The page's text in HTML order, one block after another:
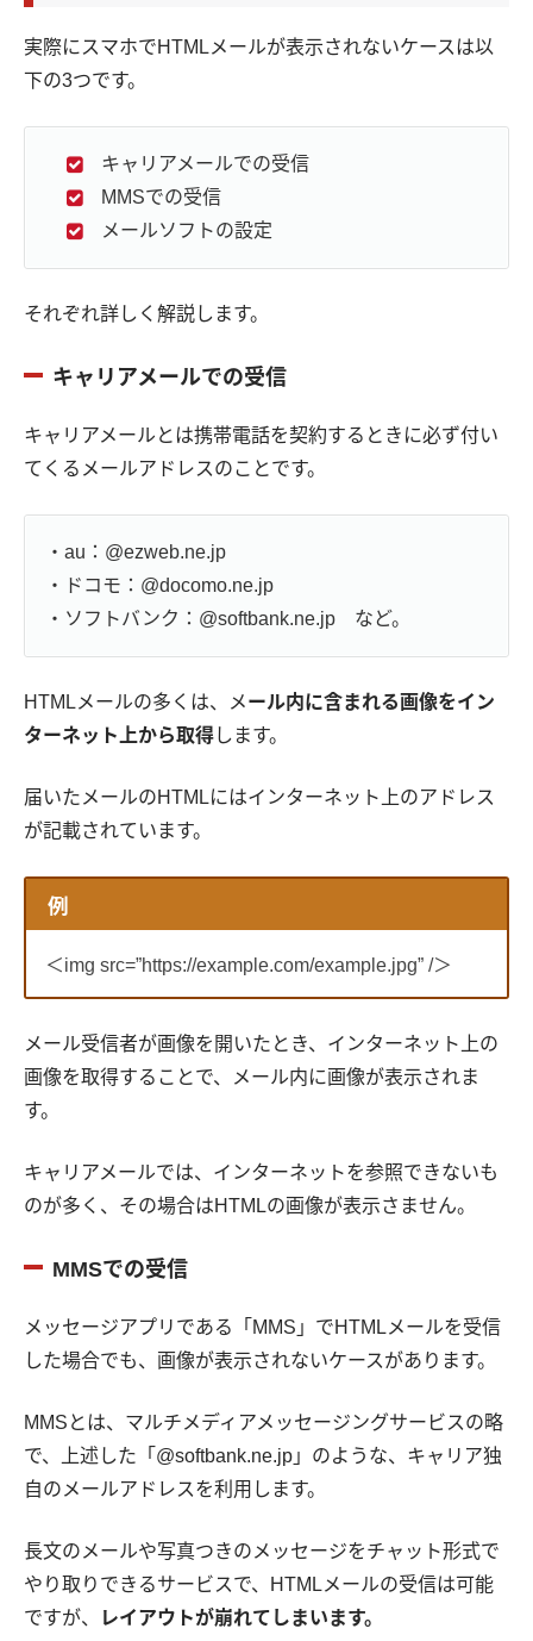
実際にスマホでHTMLメールが表示されないケースは以
下の3つです。
キャリアメールでの受信
MMSでの受信
メールソフトの設定
それぞれ詳しく解説します。
キャリアメールでの受信
キャリアメールとは携帯電話を契約するときに必ず付い
てくるメールアドレスのことです。
・au：@ezweb.ne.jp
・ドコモ：@docomo.ne.jp
・ソフトバンク：@softbank.ne.jp など。
HTMLメールの多くは、メール内に含まれる画像をイン
ターネット上から取得します。
届いたメールのHTMLにはインターネット上のアドレス
が記載されています。
例
＜img src=”https://example.com/example.jpg” /＞
メール受信者が画像を開いたとき、インターネット上の
画像を取得することで、メール内に画像が表示されま
す。
キャリアメールでは、インターネットを参照できないも
のが多く、その場合はHTMLの画像が表示さません。
MMSでの受信
メッセージアプリである「MMS」でHTMLメールを受信
した場合でも、画像が表示されないケースがあります。
MMSとは、マルチメディアメッセージングサービスの略
で、上述した「@softbank.ne.jp」のような、キャリア独
自のメールアドレスを利用します。
長文のメールや写真つきのメッセージをチャット形式で
やり取りできるサービスで、HTMLメールの受信は可能
ですが、
レイアウトが崩れてしまいます。